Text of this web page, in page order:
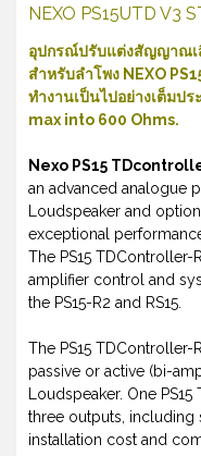
NEXO PS15UTD V3
อุปกรณ์ปรับแต่งสัญญาณเ
สำหรับลำโพง NEXO
ทำงานเป็นไปอย่างเต็มป
max into 600 Ohms.
Nexo PS15
an advanced analogue
Loudspeaker and
exceptional
The PS15
amplifier control and
the PS15-R2 and RS15.
The PS15
passive or active (bi-
Loudspeaker. One
three outputs, including
installation cost and